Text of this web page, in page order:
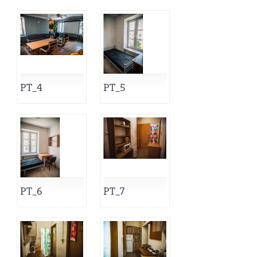
PT_4 PT_5
PT_6 PT_7